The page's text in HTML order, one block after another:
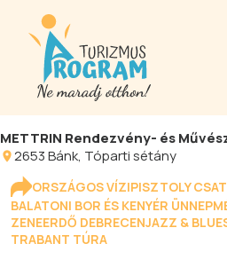
METTRIN Rendezvény- és
2653Bánk, Tóparti sétány
ORSZÁGOS VÍZIPISZTOLY
BALATONI BOR ÉS KENYÉR ÜNNEP
ZENEERDŐ DEBRECENJAZZ &
TRABANT TÚRA